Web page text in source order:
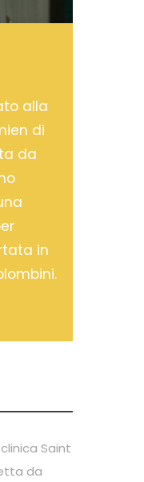
alla
di
da
in
Saint
da